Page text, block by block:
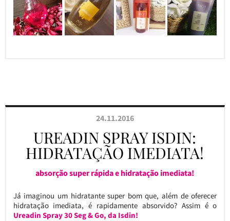
24.11.2016
UREADIN SPRAY ISDIN:
HIDRATAÇÃO IMEDIATA!
absorção super rápida e hidratação imediata!
Já imaginou um hidratante super bom que, além de oferecer
hidratação imediata, é rapidamente absorvido? Assim é o
Ureadin Spray 30 Seg & Go, da Isdin!